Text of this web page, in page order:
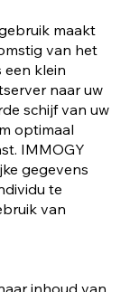
maakt
van het
een klein
naar uw
schijf van uw
optimaal
IMMOGY
gegevens
te
van
inhoud van